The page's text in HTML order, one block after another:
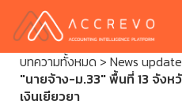
บทความทั้งหมด > News update
"นายจ้าง-ม.33" พื้นที่ 13 จังห
เงินเยียวยา